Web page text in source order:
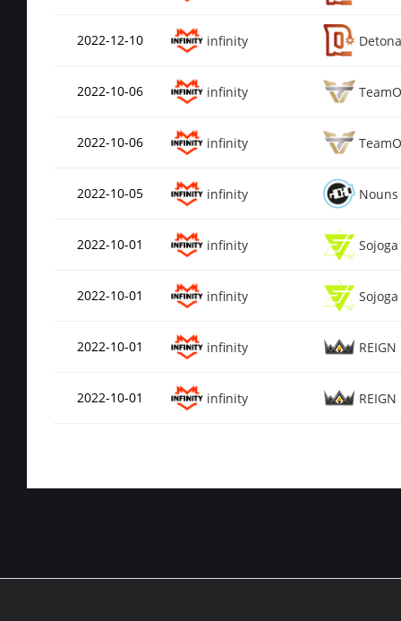
de_dust2 Rating 0.6
总场次 31
2022-12-10 infinity
2022-10-06 infinity
2022-10-06 infinity
2022-10-05 infinity Nouns
2022-10-01 infinity Sojoga
2022-10-01 infinity Sojoga
2022-10-01 infinity REIGN
2022-10-01 infinity REIGN